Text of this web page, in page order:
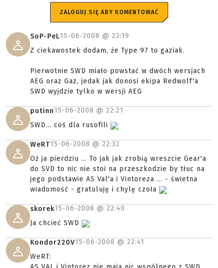
ZALOGUJ SIĘ ABY KOMENTOWAĆ
SoP-PeL15-06-2008 @ 22:19
Z ciekawostek dodam, że Type 97 to gaziak.
Pierwotnie SWD miało powstać w dwóch wersjach
AEG oraz Gaz, jedak jak donosi ekipa Redwolf'a
SWD wyjdzie tylko w wersji AEG
putinn15-06-2008 @ 22:21
SWD... coś dla rusofili
WeRT15-06-2008 @ 22:32
Oż ja pierdziu ... To jak jak zrobią wreszcie Gear'a
do SVD to nic nie stoi na przeszkodzie by tłuc na
jego podstawie AS Val'a i Vintoreza ... - świetna
wiadomość - gratuluję i chylę czoła
skorek15-06-2008 @ 22:40
Ja chcieć SWD
Kondor220V15-06-2008 @ 22:41
WeRT: